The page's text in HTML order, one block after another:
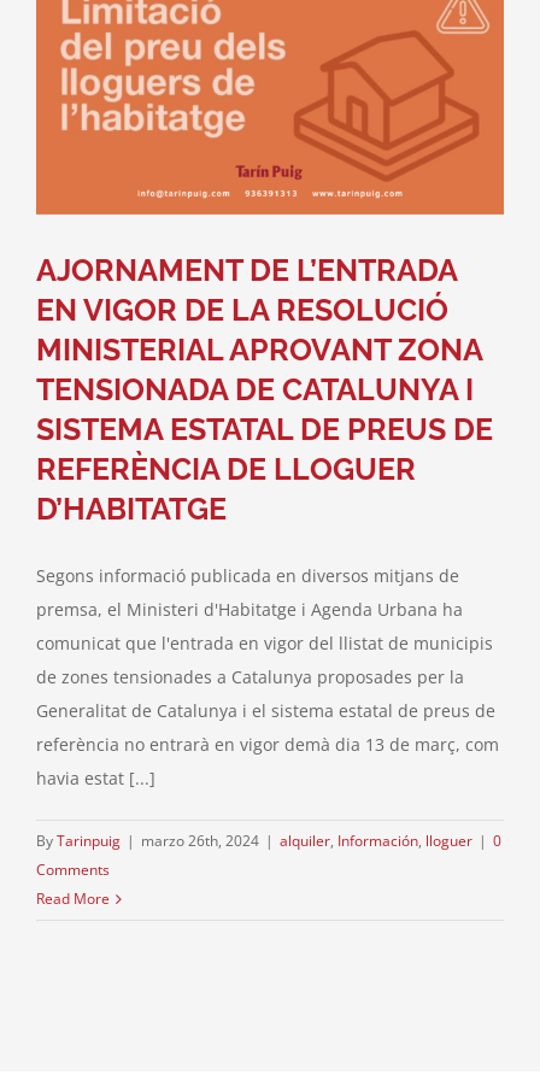
AJORNAMENT DE L’ENTRADA
EN VIGOR DE LA RESOLUCIÓ
MINISTERIAL APROVANT ZONA
TENSIONADA DE CATALUNYA I
SISTEMA ESTATAL DE PREUS DE
REFERÈNCIA DE LLOGUER
D’HABITATGE
Segons informació publicada en diversos mitjans de
premsa, el Ministeri d'Habitatge i Agenda Urbana ha
comunicat que l'entrada en vigor del llistat de municipis
de zones tensionades a Catalunya proposades per la
Generalitat de Catalunya i el sistema estatal de preus de
referència no entrarà en vigor demà dia 13 de març, com
havia estat [...]
ByTarinpuig | marzo 26th, 2024 | alquiler, Información, lloguer | 0
Comments
Read More